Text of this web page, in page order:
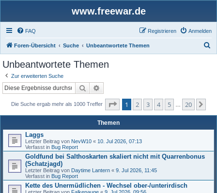
www.freewar.de
FAQ Anmelden
Registrieren
Foren-Übersicht Suche Unbeantwortete Themen
Unbeantwortete Themen
Zur erweiterten Suche
Suche
Die Suche ergab mehr als 1000 Treffer Seite von
1 2 3 4 5 20
Themen
Laggs
Letzter Beitrag von NevW10 « 10. Jul 2026, 07:13
Verfasst in Bug Report
Goldfund bei Salthoskarten skaliert nicht mit Quarrenbonus
(Schatzjagd)
Letzter Beitrag von Daytime Lantern « 9. Jul 2026, 11:45
Verfasst in Bug Report
Kette des Unermüdlichen - Wechsel ober-/unterirdisch
Letzter Beitrag von Falkenauge « 9. Jul 2026, 09:56